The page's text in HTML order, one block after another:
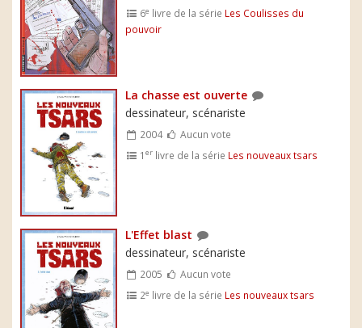
6e livre de la série Les Coulisses du
pouvoir
La chasse est ouverte
dessinateur, scénariste
2004
Aucun vote
1er livre de la série Les nouveaux tsars
L'Effet blast
dessinateur, scénariste
2005
Aucun vote
2e livre de la série Les nouveaux tsars